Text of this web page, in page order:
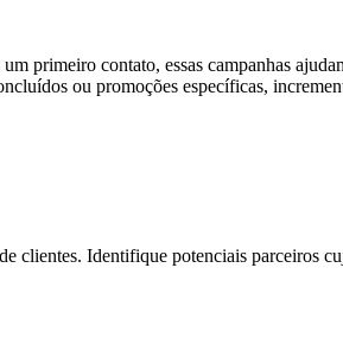
primeiro contato, essas campanhas
ou promoções específicas,
clientes. Identifique potenciais parceiros